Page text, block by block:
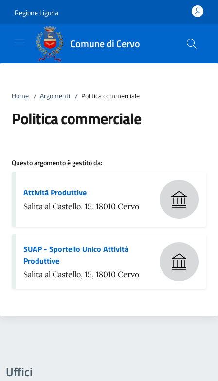
Regione Liguria
Comune di Cervo
Home / Argomenti / Politica commerciale
Politica commerciale
Questo argomento è gestito da:
Attività Produttive
Salita al Castello, 15, 18010 Cervo
SUAP - Sportello Unico Attività
Produttive
Salita al Castello, 15, 18010 Cervo
Uffici